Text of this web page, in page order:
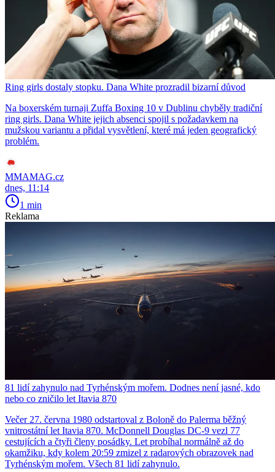
Ring girls dostaly stopku. Dana White prozradil bizarní důvod
Na boxerském turnaji Zuffa Boxing 10 v Dublinu chyběly tradiční
ring girls. Dana White jejich absenci spojil s požadavkem na
mužskou variantu a přidal vysvětlení, které má jeden geografický
problém.
MMAMAG.cz
dnes, 11:14
1 min
Reklama
81 lidí zahynulo nad Tyrhénským mořem. Dodnes není jasné, kdo
nebo co zničilo let Itavia 870
Večer 27. června 1980 odstartoval z Boloně do Palerma běžný
vnitrostátní let Itavia 870. McDonnell Douglas DC-9 vezl 77
cestujících a čtyři členy posádky. Let probíhal normálně až do
okamžiku, kdy kolem 20:59 zmizel z radarových obrazovek nad
Tyrhénským mořem. Všech 81 lidí zahynulo.